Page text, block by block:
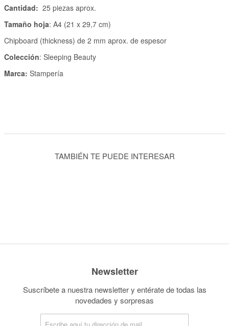
Cantidad: 25 piezas aprox.
Tamaño hoja: A4 (21 x 29,7 cm)
Chipboard (thickness) de 2 mm aprox. de espesor
Colección: Sleeping Beauty
Marca: Stampería
TAMBIÉN TE PUEDE INTERESAR
Newsletter
Suscríbete a nuestra newsletter y entérate de todas las
novedades y sorpresas